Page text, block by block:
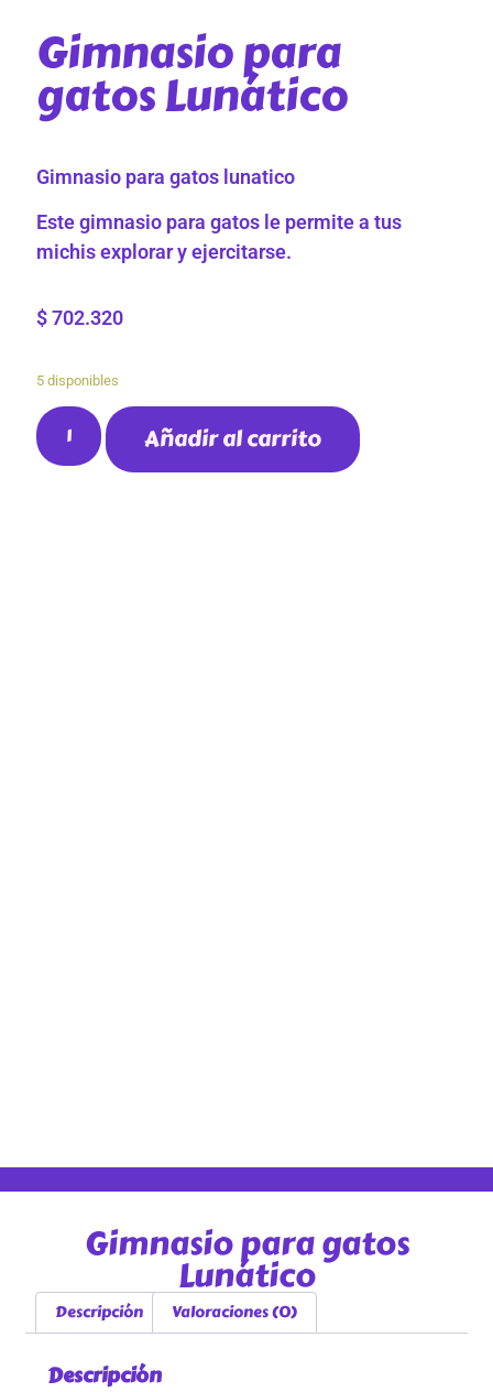
Gimnasio para
gatos Lunático
Gimnasio para gatos lunatico
Este gimnasio para gatos le permite a tus
michis explorar y ejercitarse.
$ 702.320
5 disponibles
Añadir al carrito
Gimnasio para gatos
Lunático
Descripción Valoraciones (0)
Descripción